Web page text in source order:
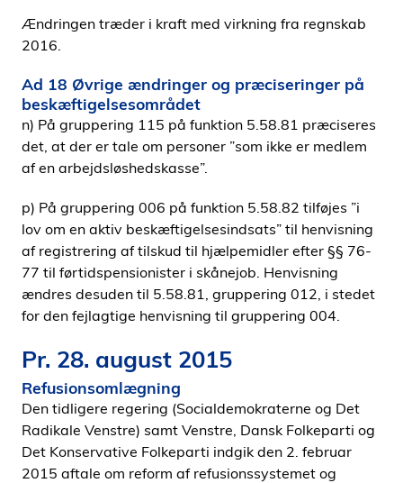
Ændringen træder i kraft med virkning fra regnskab
2016.
Ad 18 Øvrige ændringer og præciseringer på
beskæftigelsesområdet
n) På gruppering 115 på funktion 5.58.81 præciseres
det, at der er tale om personer ”som ikke er medlem
af en arbejdsløshedskasse”.
p) På gruppering 006 på funktion 5.58.82 tilføjes ”i
lov om en aktiv beskæftigelsesindsats” til henvisning
af registrering af tilskud til hjælpemidler efter §§ 76-
77 til førtidspensionister i skånejob. Henvisning
ændres desuden til 5.58.81, gruppering 012, i stedet
for den fejlagtige henvisning til gruppering 004.
Pr. 28. august 2015
Refusionsomlægning
Den tidligere regering (Socialdemokraterne og Det
Radikale Venstre) samt Venstre, Dansk Folkeparti og
Det Konservative Folkeparti indgik den 2. februar
2015 aftale om reform af refusionssystemet og